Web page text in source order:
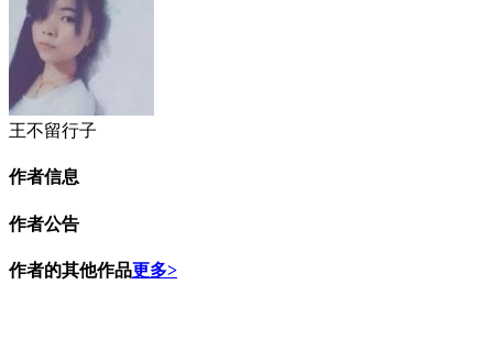
王不留行子
作者信息
作者公告
作者的其他作品更多>